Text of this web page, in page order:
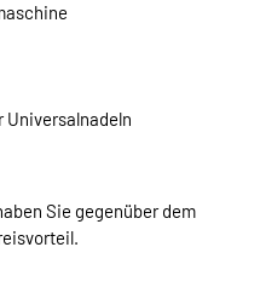
Universalnadeln
Sie gegenüber dem